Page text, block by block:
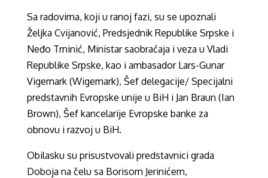
Sa radovima, koji u ranoj fazi, su se upoznali
Željka Cvijanović, Predsjednik Republike Srpske i
Neđo Trninić, Ministar saobraćaja i veza u Vladi
Republike Srpske, kao i ambasador Lars-Gunar
Vigemark (Wigemark), Šef delegacije/ Specijalni
predstavnih Evropske unije u BiH i Jan Braun (Ian
Brown), Šef kancelarije Evropske banke za
obnovu i razvoj u BiH.
Obilasku su prisustvovali predstavnici grada
Doboja na čelu sa Borisom Jerinićem,